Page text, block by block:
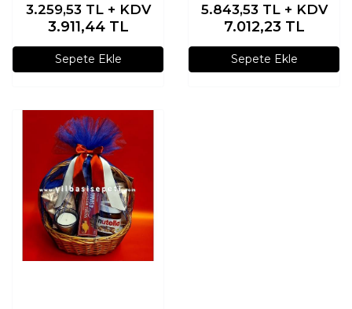
3.259,53 TL + KDV
3.911,44 TL
Sepete Ekle
5.843,53 TL + KDV
7.012,23 TL
Sepete Ekle